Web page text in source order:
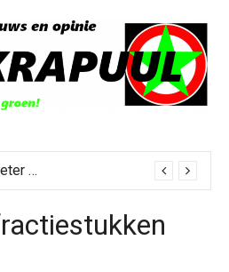
Gedachtenis van Peter Faber